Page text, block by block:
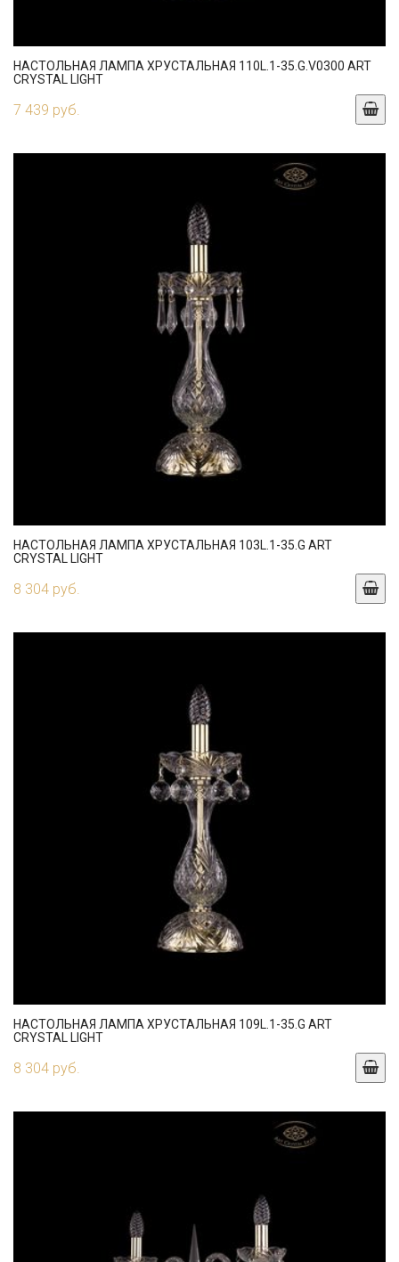
НАСТОЛЬНАЯ ЛАМПА ХРУСТАЛЬНАЯ 110L.1-35.G.V0300 ART
CRYSTAL LIGHT
7 439 руб.
НАСТОЛЬНАЯ ЛАМПА ХРУСТАЛЬНАЯ 103L.1-35.G ART
CRYSTAL LIGHT
8 304 руб.
НАСТОЛЬНАЯ ЛАМПА ХРУСТАЛЬНАЯ 109L.1-35.G ART
CRYSTAL LIGHT
8 304 руб.